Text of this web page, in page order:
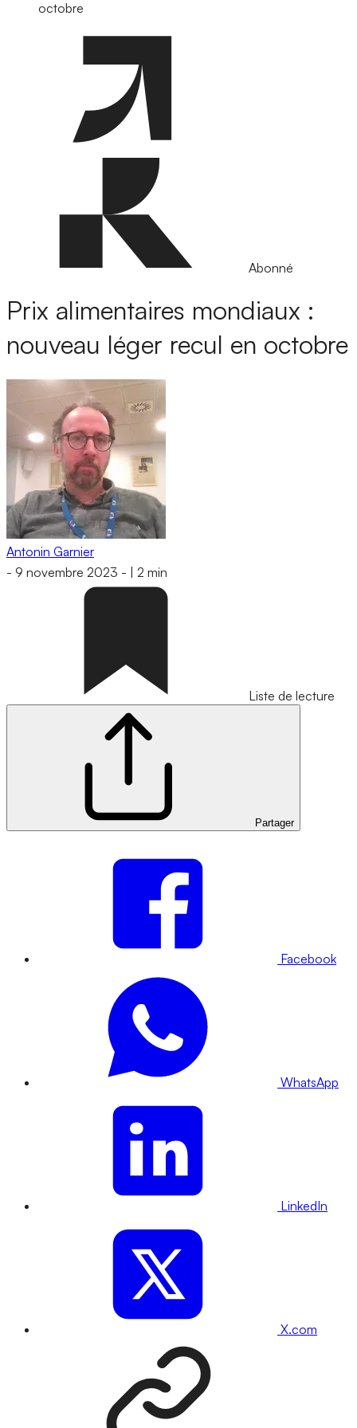
octobre
Abonné
Prix alimentaires mondiaux :
nouveau léger recul en octobre
Antonin Garnier
- 9 novembre 2023 - 2 min
Liste de lecture
Partager
Facebook
WhatsApp
LinkedIn
X.com